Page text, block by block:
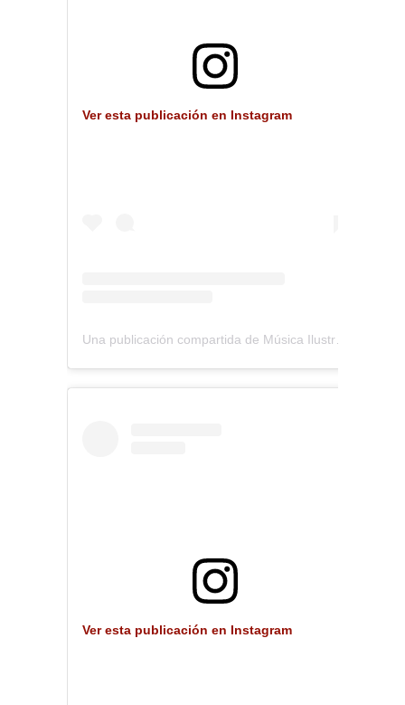
Ver esta publicación en Instagram
Ver esta publicación en Instagram